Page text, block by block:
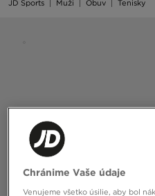
JD Sports Muži Obuv Tenisky
Chránime Vaše údaje
Venujeme všetko úsilie, aby bol